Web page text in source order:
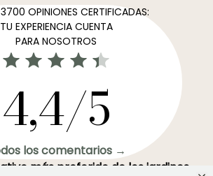
OPINIONES CERTIFICADAS:
TU EXPERIENCIA CUENTA
PARA NOSOTROS
4,4/5
los comentarios →
más preferido de los jardines →